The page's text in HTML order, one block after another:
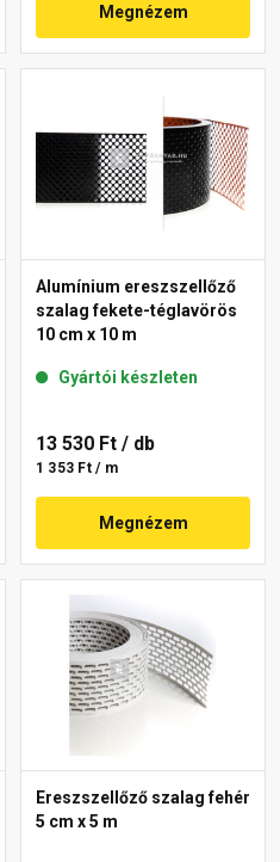
Megnézem
Alumínium ereszszellőző
szalag fekete-téglavörös
10 cm x 10 m
Gyártói készleten
13 530 Ft / db
1 353 Ft / m
Megnézem
Ereszszellőző szalag fehér
5 cm x 5 m